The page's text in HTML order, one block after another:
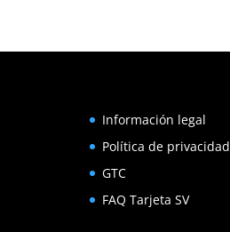
Información legal
Política de privacidad
GTC
FAQ Tarjeta SV